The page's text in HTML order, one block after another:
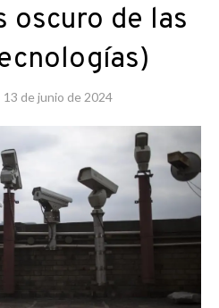
oscuro de las
13 de junio de 2024